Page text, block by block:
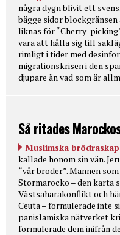
några dygn blivit ett
bägge sidor
liknas för “Cherry-
vara att hålla sig till
rimligt i tider med
migrationskrisen i den
djupare än vad som är
Så ritades
Muslimska
kallade honom sin vän.
“vår broder”. Mannen
Stormarocko – den karta
Västsaharakonflikt och
Ceuta – formulerade inte
panislamiska nätverket
formulerade dem inifrån